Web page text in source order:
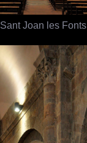
Sant Joan les Fonts